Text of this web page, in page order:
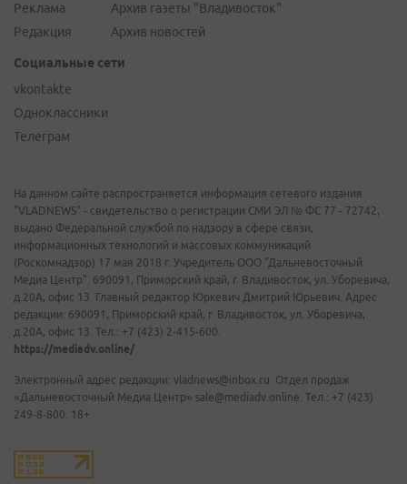
Реклама
Редакция
Архив газеты "Владивосток"
Архив новостей
Социальные сети
vkontakte
Одноклассники
Телеграм
На данном сайте распространяется информация сетевого издания
"VLADNEWS" - свидетельство о регистрации СМИ ЭЛ № ФС 77 - 72742,
выдано Федеральной службой по надзору в сфере связи,
информационных технологий и массовых коммуникаций
(Роскомнадзор) 17 мая 2018 г. Учредитель ООО "Дальневосточный
Медиа Центр". 690091, Приморский край, г. Владивосток, ул. Уборевича,
д.20А, офис 13. Главный редактор Юркевич Дмитрий Юрьевич. Адрес
редакции: 690091, Приморский край, г. Владивосток, ул. Уборевича,
д.20А, офис 13. Тел.: +7 (423) 2-415-600.
https://mediadv.online/
Электронный адрес редакции: vladnews@inbox.ru. Отдел продаж
«Дальневосточный Медиа Центр» sale@mediadv.online. Тел.: +7 (423)
249-8-800. 18+